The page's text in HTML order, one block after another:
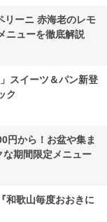
リーニ 赤海老のレモ
ニューを徹底解説
スイーツ＆パン新登
ク
円から！お盆や集ま
な期間限定メニュー
和歌山毎度おおきに